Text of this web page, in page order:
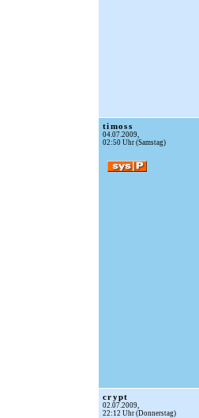
timoss
04.07.2009,
02:50 Uhr (Samstag)
crypt
02.07.2009,
22:12 Uhr (Donnerstag)